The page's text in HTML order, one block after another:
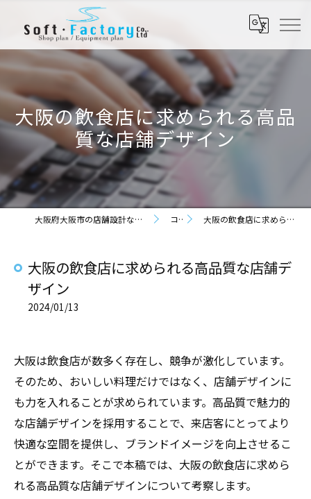
大阪の飲食店に求められる高品
質な店舗デザイン
大阪府大阪市の店舗設計なら株式会社ソフト・ファクトリー コラム 大阪の飲食店に求められる高品質な店舗デザイン
大阪の飲食店に求められる高品質な店舗デ
ザイン
2024/01/13
大阪は飲食店が数多く存在し、競争が激化しています。
そのため、おいしい料理だけではなく、店舗デザインに
も力を入れることが求められています。高品質で魅力的
な店舗デザインを採用することで、来店客にとってより
快適な空間を提供し、ブランドイメージを向上させるこ
とができます。そこで本稿では、大阪の飲食店に求めら
れる高品質な店舗デザインについて考察します。